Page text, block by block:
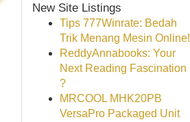
New Site Listings
Tips 777Winrate: Bedah
Trik Menang Mesin Online!
ReddyAnnabooks: Your
Next Reading Fascination
?
MRCOOL MHK20PB
VersaPro Packaged Unit